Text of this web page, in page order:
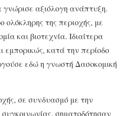
γνώρισε αξιόλογη ανάπτυξη.
ολόκληρης της περιοχής, με
και βιοτεχνία. Ιδιαίτερα
εμπορικώς, κατά την περίοδο
εδώ η γνωστή Δασοκομική
σε συνδυασμό με την
σηματοδότησαν